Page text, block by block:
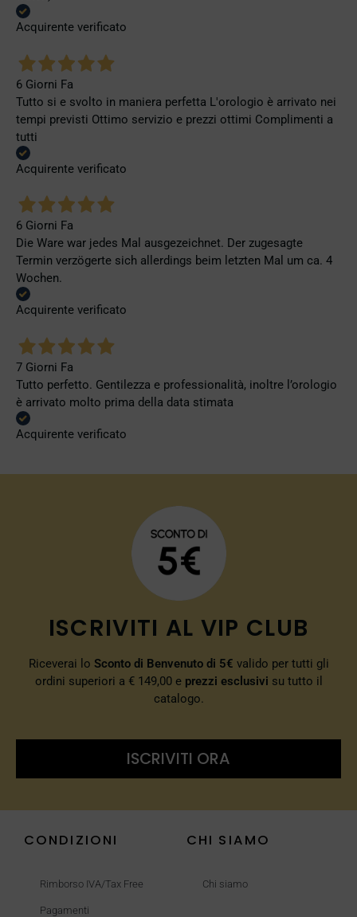
Acquirente verificato
6 Giorni Fa
Tutto si e svolto in maniera perfetta L'orologio è arrivato nei
tempi previsti Ottimo servizio e prezzi ottimi Complimenti a
tutti
Acquirente verificato
6 Giorni Fa
Die Ware war jedes Mal ausgezeichnet. Der zugesagte
Termin verzögerte sich allerdings beim letzten Mal um ca. 4
Wochen.
Acquirente verificato
7 Giorni Fa
Tutto perfetto. Gentilezza e professionalità, inoltre l’orologio
è arrivato molto prima della data stimata
Acquirente verificato
ISCRIVITI AL VIP CLUB
Riceverai lo Sconto di Benvenuto di 5€ valido per tutti gli
ordini superiori a € 149,00 e prezzi esclusivi su tutto il
catalogo.
ISCRIVITI ORA
CONDIZIONI
Rimborso IVA/Tax Free
Pagamenti
CHI SIAMO
Chi siamo